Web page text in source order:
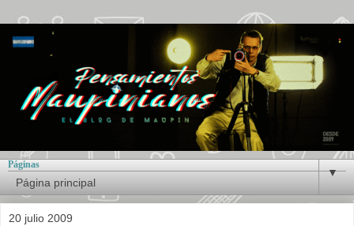
Páginas
▼
20 julio 2009